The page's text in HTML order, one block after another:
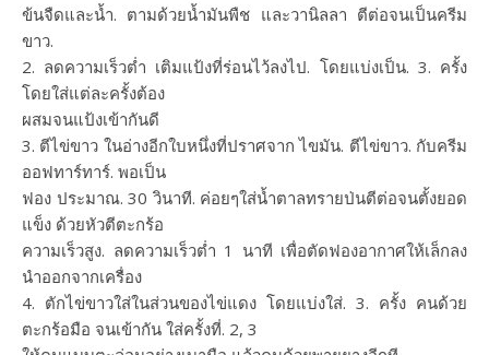
ข้นจืดและน้ำ. ตามด้วยน้ำมันพืช และวานิลลา ตีต่อจนเป็นครีม
ขาว.
2. ลดความเร็วต่ำ เติมแป้งที่ร่อนไว้ลงไป. โดยแบ่งเป็น. 3. ครั้ง
โดยใส่แต่ละครั้งต้อง
ผสมจนแป้งเข้ากันดี
3. ตีไข่ขาว ในอ่างอีกใบหนึ่งที่ปราศจาก ไขมัน. ตีไข่ขาว. กับครีม
ออฟทาร์ทาร์. พอเป็น
ฟอง ประมาณ. 30 วินาที. ค่อยๆใส่น้ำตาลทรายป่นตีต่อจนตั้งยอด
แข็ง ด้วยหัวตีตะกร้อ
ความเร็วสูง. ลดความเร็วต่ำ 1 นาที เพื่อตัดฟองอากาศให้เล็กลง
นำออกจากเครื่อง
4. ตักไข่ขาวใส่ในส่วนของไข่แดง โดยแบ่งใส่. 3. ครั้ง คนด้วย
ตะกร้อมือ จนเข้ากัน ใส่ครั้งที่. 2, 3